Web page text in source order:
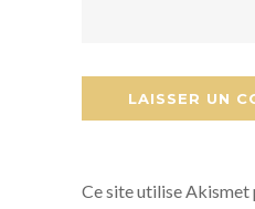
Ce site utilise Akismet